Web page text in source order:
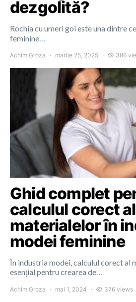
dezgolită?
Rochia cu umeri goi este una dintre
feminine…
Achim Groza martie 25, 2025 386
Ghid complet
calculul corect al
materialelor în
modei feminine
În industria modei, calculul corect al
esențial pentru crearea de…
Achim Groza mai 1, 2024 376 views